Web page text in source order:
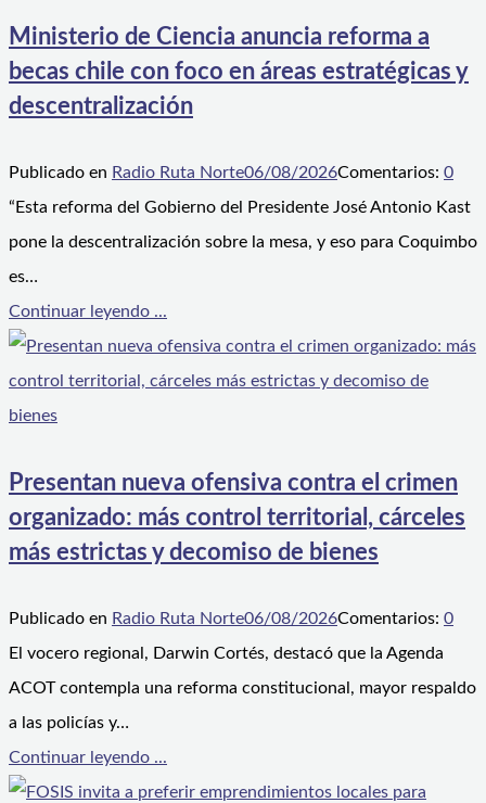
Ministerio de Ciencia anuncia reforma a
becas chile con foco en áreas estratégicas y
descentralización
Publicado en Radio Ruta Norte06/08/2026Comentarios: 0
“Esta reforma del Gobierno del Presidente José Antonio Kast
pone la descentralización sobre la mesa, y eso para Coquimbo
es…
Continuar leyendo ...
Presentan nueva ofensiva contra el crimen
organizado: más control territorial, cárceles
más estrictas y decomiso de bienes
Publicado en Radio Ruta Norte06/08/2026Comentarios: 0
El vocero regional, Darwin Cortés, destacó que la Agenda
ACOT contempla una reforma constitucional, mayor respaldo
a las policías y…
Continuar leyendo ...